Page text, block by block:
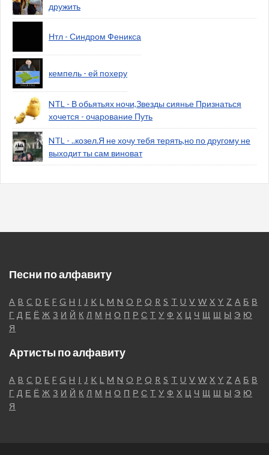
дружить
Нтл - Синдром Феникса
кемпель - ей похеру
NTL - В обьятьях ночи,Звезды сиянье Признаться
хочется - очарование Путь
NTL - ..козел.Я не хочу тебя терять,но по другому не
выходит ты сам виноват
Песни по алфавиту
A B C D E F G H I J K L M N O P Q R S T U V W X Y Z А Б В
Г Д Е Ё Ж З И Й К Л М Н О П Р С Т У Ф Х Ц Ч Щ Ш Ы Э Ю
Я
Артисты по алфавиту
A B C D E F G H I J K L M N O P Q R S T U V W X Y Z А Б В
Г Д Е Ё Ж З И Й К Л М Н О П Р С Т У Ф Х Ц Ч Щ Ш Ы Э Ю
Я